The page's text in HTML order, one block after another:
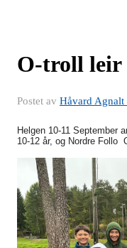
O-troll leir
Postet av Håvard Agnalt
Helgen 10-11 September
10-12 år, og Nordre Follo